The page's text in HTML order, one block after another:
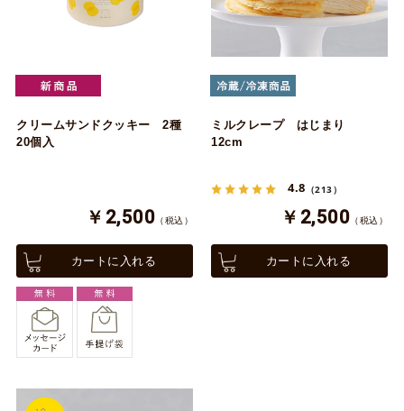
クリームサンドクッキー 2種
20個入
￥2,500 （税込）
カートに入れる
ミルクレープ はじまり
12cm
4.8 （213）
￥2,500 （税込）
カートに入れる